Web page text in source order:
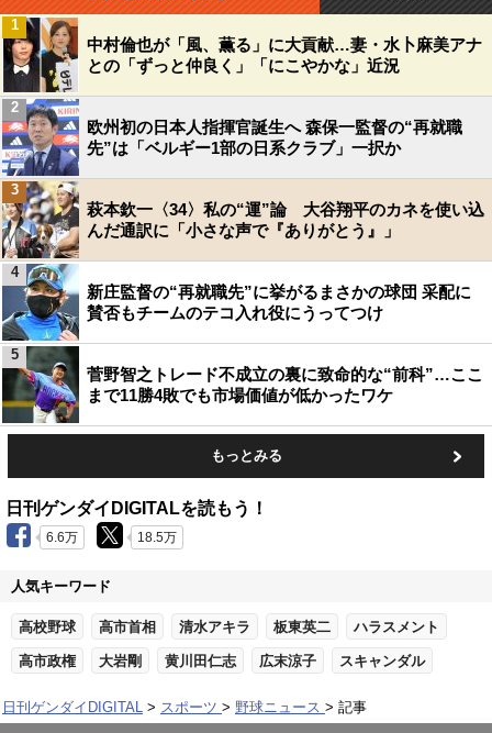
中村倫也が「風、薫る」に大貢献…妻・水卜麻美アナ
との「ずっと仲良く」「にこやかな」近況
1
欧州初の日本人指揮官誕生へ 森保一監督の“再就職
先”は「ベルギー1部の日系クラブ」一択か
2
萩本欽一〈34〉私の“運”論 大谷翔平のカネを使い込
んだ通訳に「小さな声で『ありがとう』」
3
新庄監督の“再就職先”に挙がるまさかの球団 采配に
賛否もチームのテコ入れ役にうってつけ
4
菅野智之トレード不成立の裏に致命的な“前科”…ここ
まで11勝4敗でも市場価値が低かったワケ
5
もっとみる
日刊ゲンダイDIGITALを読もう！
6.6万 18.5万
人気キーワード
高校野球 高市首相 清水アキラ 板東英二 ハラスメント
高市政権 大岩剛 黄川田仁志 広末涼子 スキャンダル
日刊ゲンダイDIGITAL スポーツ 野球ニュース 記事